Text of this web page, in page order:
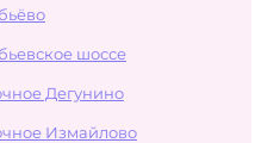
шоссе
Дегунино
Измайлово